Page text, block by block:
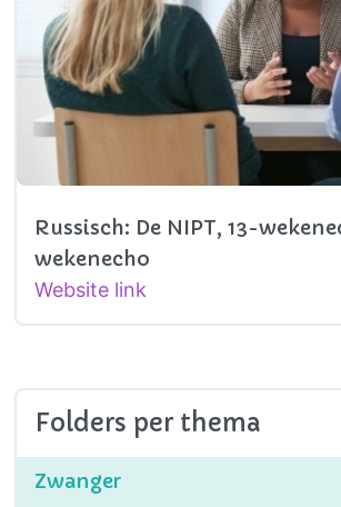
Russisch: De NIPT, 13-
wekenecho
Website link
Folders per thema
Zwanger